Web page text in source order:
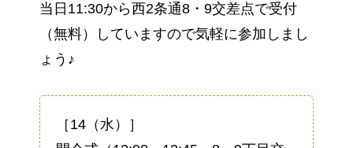
当日11:30から西2条通8・9交差点で受付
（無料）していますので気軽に参加しまし
ょう♪
［14（水）］